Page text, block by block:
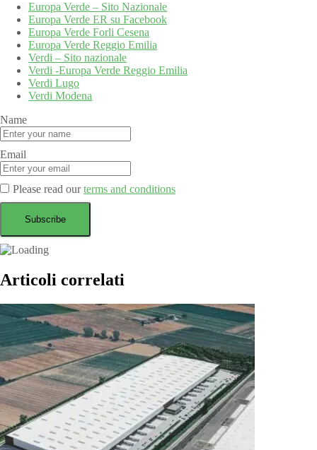
Europa Verde – Sito Nazionale
Europa Verde ER su Facebook
Europa Verde Forli Cesena
Europa Verde Reggio Emilia
Verdi – Sito nazionale
Verdi -Europa Verde Reggio Emilia
Verdi Lugo
Verdi Modena
Name
Email
Please read ourterms and conditions
Articoli correlati